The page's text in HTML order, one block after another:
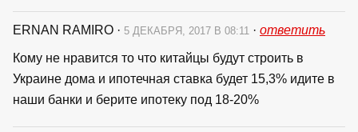
ERNAN RAMIRO · 5 ДЕКАБРЯ, 2017 В 08:11 · ответить
Кому не нравится то что китайцы будут строить в
Украине дома и ипотечная ставка будет 15,3% идите в
наши банки и берите ипотеку под 18-20%